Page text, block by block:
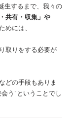
生するまで、我々の
共有・収集」や
めには、
取りをする必要が
どの手段もありま
う”ということでし